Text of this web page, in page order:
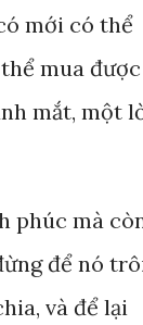
mới có thể
mua được
mắt, một
phúc mà
để nó
và để lại